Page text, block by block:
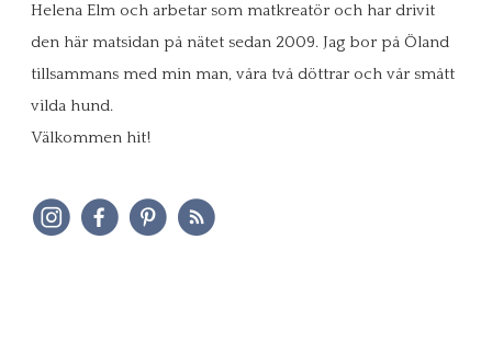
Helena Elm och arbetar som matkreatör och har drivit
den här matsidan på nätet sedan 2009. Jag bor på Öland
tillsammans med min man, våra två döttrar och vår smått
vilda hund.
Välkommen hit!